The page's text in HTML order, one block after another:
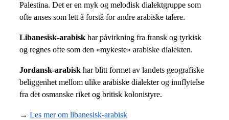
Palestina. Det er en myk og melodisk dialektgruppe som
ofte anses som lett å forstå for andre arabiske talere.
Libanesisk-arabisk har påvirkning fra fransk og tyrkisk
og regnes ofte som den «mykeste» arabiske dialekten.
Jordansk-arabisk har blitt formet av landets geografiske
beliggenhet mellom ulike arabiske dialekter og innflytelse
fra det osmanske riket og britisk kolonistyre.
→ Les mer om libanesisk-arabisk